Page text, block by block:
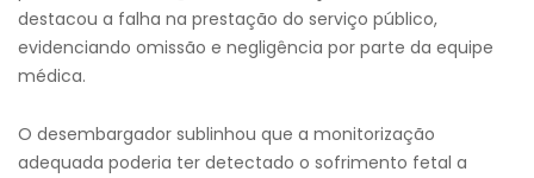
destacou a falha na prestação do serviço público,
evidenciando omissão e negligência por parte da equipe
médica.
O desembargador sublinhou que a monitorização
adequada poderia ter detectado o sofrimento fetal a